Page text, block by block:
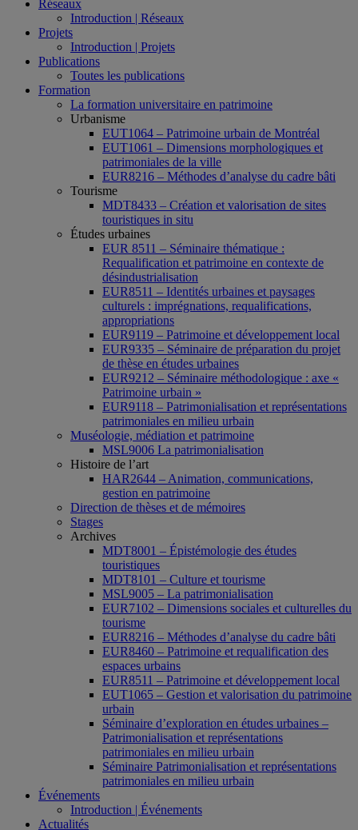
Réseaux
Introduction | Réseaux
Projets
Introduction | Projets
Publications
Toutes les publications
Formation
La formation universitaire en patrimoine
Urbanisme
EUT1064 – Patrimoine urbain de Montréal
EUT1061 – Dimensions morphologiques et
patrimoniales de la ville
EUR8216 – Méthodes d’analyse du cadre bâti
Tourisme
MDT8433 – Création et valorisation de sites
touristiques in situ
Études urbaines
EUR 8511 – Séminaire thématique :
Requalification et patrimoine en contexte de
désindustrialisation
EUR8511 – Identités urbaines et paysages
culturels : imprégnations, requalifications,
appropriations
EUR9119 – Patrimoine et développement local
EUR9335 – Séminaire de préparation du projet
de thèse en études urbaines
EUR9212 – Séminaire méthodologique : axe «
Patrimoine urbain »
EUR9118 – Patrimonialisation et représentations
patrimoniales en milieu urbain
Muséologie, médiation et patrimoine
MSL9006 La patrimonialisation
Histoire de l’art
HAR2644 – Animation, communications,
gestion en patrimoine
Direction de thèses et de mémoires
Stages
Archives
MDT8001 – Épistémologie des études
touristiques
MDT8101 – Culture et tourisme
MSL9005 – La patrimonialisation
EUR7102 – Dimensions sociales et culturelles du
tourisme
EUR8216 – Méthodes d’analyse du cadre bâti
EUR8460 – Patrimoine et requalification des
espaces urbains
EUR8511 – Patrimoine et développement local
EUT1065 – Gestion et valorisation du patrimoine
urbain
Séminaire d’exploration en études urbaines –
Patrimonialisation et représentations
patrimoniales en milieu urbain
Séminaire Patrimonialisation et représentations
patrimoniales en milieu urbain
Événements
Introduction | Événements
Actualités